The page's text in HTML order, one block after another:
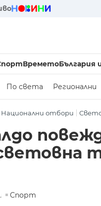
ВреметоБългария
По света Регионални
Национални отбори
Спорт